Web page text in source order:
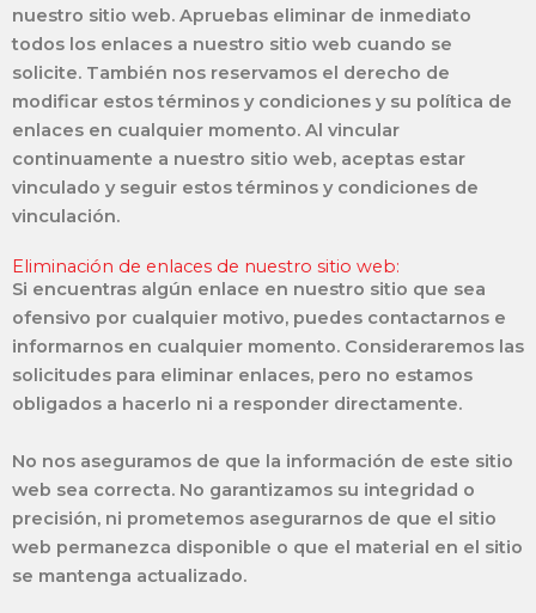
nuestro sitio web. Apruebas eliminar de inmediato
todos los enlaces a nuestro sitio web cuando se
solicite. También nos reservamos el derecho de
modificar estos términos y condiciones y su política de
enlaces en cualquier momento. Al vincular
continuamente a nuestro sitio web, aceptas estar
vinculado y seguir estos términos y condiciones de
vinculación.
Eliminación de enlaces de nuestro sitio web:
Si encuentras algún enlace en nuestro sitio que sea
ofensivo por cualquier motivo, puedes contactarnos e
informarnos en cualquier momento. Consideraremos las
solicitudes para eliminar enlaces, pero no estamos
obligados a hacerlo ni a responder directamente.
No nos aseguramos de que la información de este sitio
web sea correcta. No garantizamos su integridad o
precisión, ni prometemos asegurarnos de que el sitio
web permanezca disponible o que el material en el sitio
se mantenga actualizado.